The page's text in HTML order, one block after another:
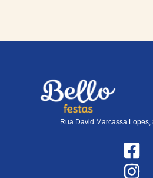
Rua David Marcassa